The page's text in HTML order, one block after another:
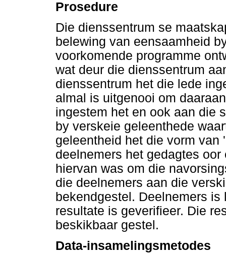
Prosedure
Die dienssentrum se
belewing van eensaamheid
voorkomende programme
wat deur die dienssentrum
dienssentrum het die lede
almal is uitgenooi om
ingestem het en ook aan die
by verskeie geleenthede
geleentheid het die vorm van
deelnemers het gedagtes
hiervan was om die
die deelnemers aan die
bekendgestel. Deelnemers
resultate is geverifieer. Die
beskikbaar gestel.
Data-insamelingsmetodes